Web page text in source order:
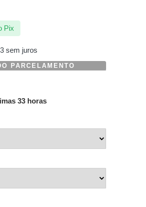
sem juros
Pix
PARCELAMENTO
33 horas